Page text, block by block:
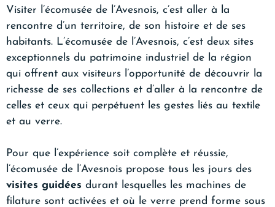
Visiter l’écomusée de l’Avesnois, c’est aller à la
rencontre d’un territoire, de son histoire et de ses
habitants. L’écomusée de l’Avesnois, c’est deux sites
exceptionnels du patrimoine industriel de la région
qui offrent aux visiteurs l’opportunité de découvrir la
richesse de ses collections et d’aller à la rencontre de
celles et ceux qui perpétuent les gestes liés au textile
et au verre.
Pour que l’expérience soit complète et réussie,
l’écomusée de l’Avesnois propose tous les jours des
visites guidées durant lesquelles les machines de
filature sont activées et où le verre prend forme sous